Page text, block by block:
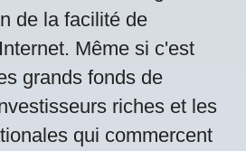
de la facilité de
Même si c'est
grands fonds de
riches et les
qui commercent